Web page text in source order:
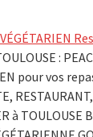
:
pour vos
à TOULOUSE